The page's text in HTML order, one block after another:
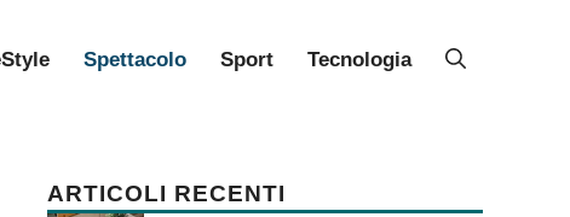
Spettacolo Sport Tecnologia
ARTICOLI RECENTI